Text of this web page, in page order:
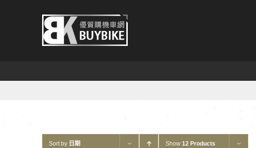
Sort by 日期 Show 12 Products